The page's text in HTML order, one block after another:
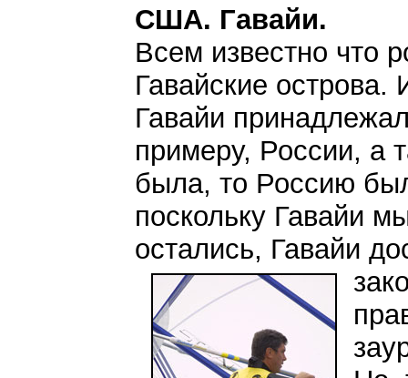
США. Гавайи.
Всем известно что
Гавайские острова.
Гавайи
примеру, России, а
была, то Россию
поскольку Гавайи
остались, Гавайи